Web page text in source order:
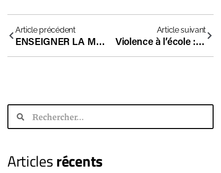
Article précédent
ENSEIGNER LA MORALE LAÏQUE ?
Article suivant
Violence à l’école : les directeurs d’une école indépendante donnent leur point de vue
Articlesrécents